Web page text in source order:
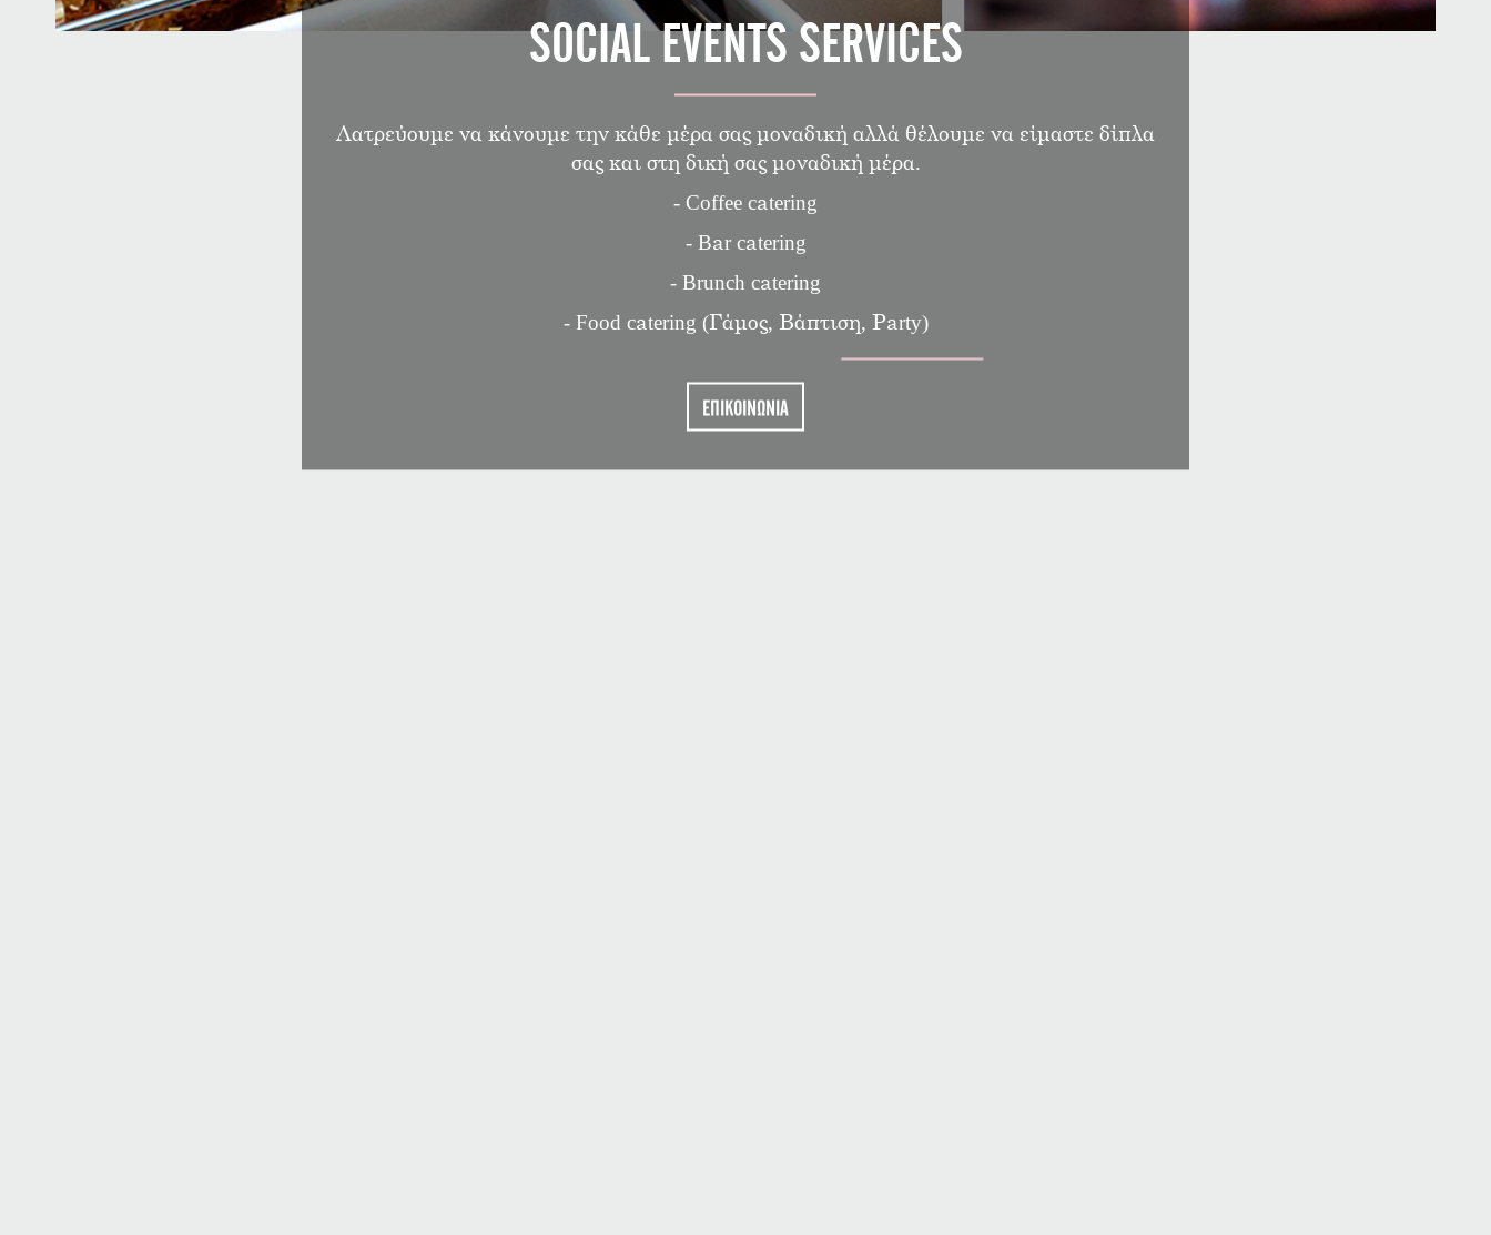
SOCIAL EVENTS SERVICES
Λατρεύουμε να κάνουμε την κάθε μέρα σας μοναδική αλλά θέλουμε να είμαστε δίπλα
σας και στη δική σας μοναδική μέρα.
- Coffee catering
- Bar catering
- Brunch catering
- Food catering (Γάμος, Βάπτιση, Party)
ΕΠΙΚΟΙΝΩΝΙΑ